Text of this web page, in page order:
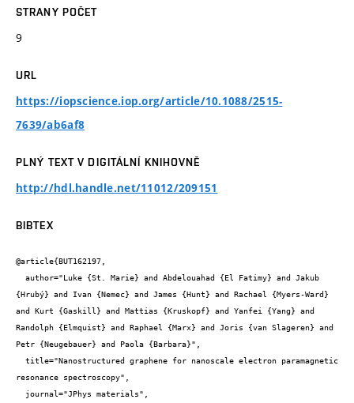
STRANY POČET
9
URL
https://iopscience.iop.org/article/10.1088/2515-
7639/ab6af8
PLNÝ TEXT V DIGITÁLNÍ KNIHOVNĚ
http://hdl.handle.net/11012/209151
BIBTEX
@article{BUT162197,
{Hrubý} and Ivan {Nemec} and James {Hunt} and Rachael {Myers-Ward}
and Kurt {Gaskill} and Mattias {Kruskopf} and Yanfei {Yang} and
Randolph {Elmquist} and Raphael {Marx} and Joris {van Slageren} and
Petr {Neugebauer} and Paola {Barbara}",
resonance spectroscopy",